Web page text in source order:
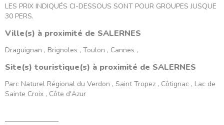
LES PRIX INDIQUÉS CI-DESSOUS SONT POUR GROUPES JUSQUE
30 PERS.
Ville(s) à proximité de SALERNES
Draguignan , Brignoles , Toulon , Cannes ,
Site(s) touristique(s) à proximité de SALERNES
Parc Naturel Régional du Verdon , Saint Tropez , Côtignac , Lac de
Sainte Croix , Côte d'Azur